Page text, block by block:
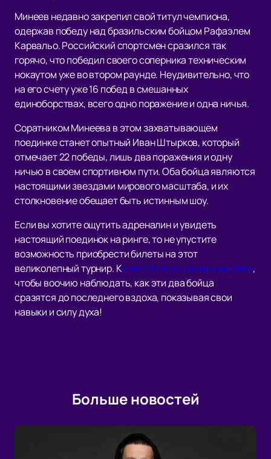
Минеев недавно закрепил свой титул чемпиона,
одержав победу над бразильским бойцом Рафаэлем
Карвальо. Российский спортсмен сразился так
горячо, что победил своего соперника техническим
нокаутом уже во втором раунде. Неудивительно, что
на его счету уже 16 побед в смешанных
единоборствах, всего одно поражение и одна ничья.
Соратником Минеева в этом захватывающем
поединке станет опытный Иван Штырков, который
отмечает 22 победы, лишь два поражения и одну
ничью в своем спортивном пути. Оба бойца являются
настоящими звездами мирового масштаба, и их
столкновение обещает быть истинным шоу.
Если вы хотите ощутить адреналин и увидеть
настоящий поединок на ринге, то не упустите
возможность приобрести билеты на этот
великолепный турнир. Купите билеты на нашем сайте,
чтобы воочию наблюдать, как эти два бойца
сразятся до последнего вздоха, показывая свои
навыки и силу духа!
Больше новостей